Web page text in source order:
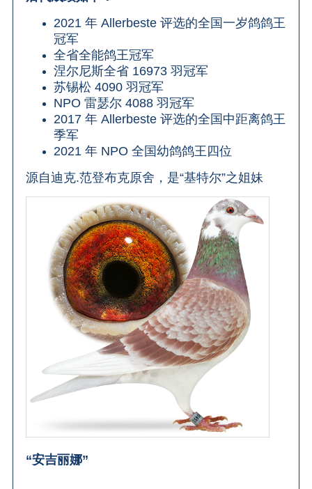
2021 年 Allerbeste 评选的全国一岁鸽鸽王
冠军
全省全能鸽王冠军
涅尔尼斯全省 16973 羽冠军
苏锡松 4090 羽冠军
NPO 雷瑟尔 4088 羽冠军
2017 年 Allerbeste 评选的全国中距离鸽王
季军
2021 年 NPO 全国幼鸽鸽王四位
源自迪克.范登布克原舍，是“基特尔”之姐妹
“安吉丽娜”